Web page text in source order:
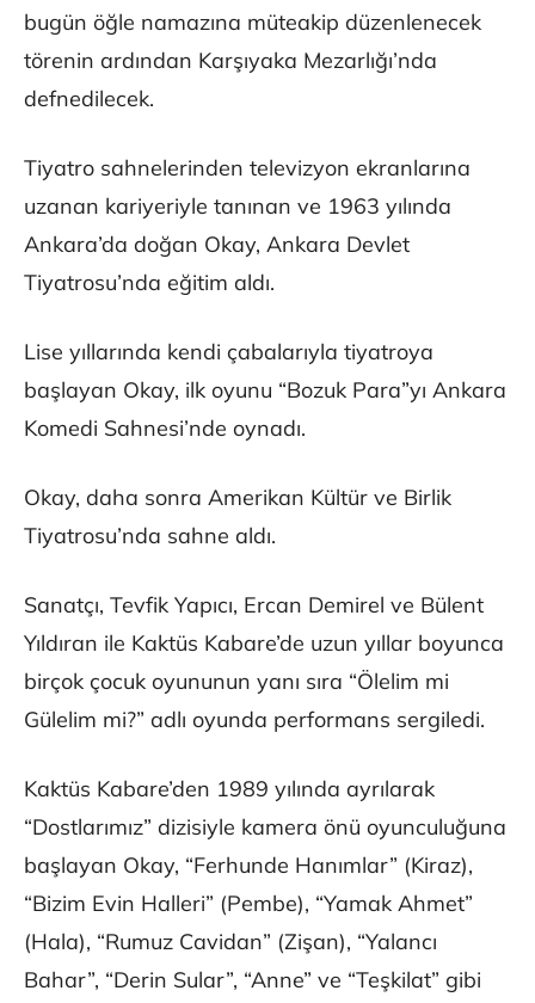
bugün öğle namazına müteakip düzenlenecek
törenin ardından Karşıyaka Mezarlığı’nda
defnedilecek.
Tiyatro sahnelerinden televizyon ekranlarına
uzanan kariyeriyle tanınan ve 1963 yılında
Ankara’da doğan Okay, Ankara Devlet
Tiyatrosu’nda eğitim aldı.
Lise yıllarında kendi çabalarıyla tiyatroya
başlayan Okay, ilk oyunu “Bozuk Para”yı Ankara
Komedi Sahnesi’nde oynadı.
Okay, daha sonra Amerikan Kültür ve Birlik
Tiyatrosu’nda sahne aldı.
Sanatçı, Tevfik Yapıcı, Ercan Demirel ve Bülent
Yıldıran ile Kaktüs Kabare’de uzun yıllar boyunca
birçok çocuk oyununun yanı sıra “Ölelim mi
Gülelim mi?” adlı oyunda performans sergiledi.
Kaktüs Kabare’den 1989 yılında ayrılarak
“Dostlarımız” dizisiyle kamera önü oyunculuğuna
başlayan Okay, “Ferhunde Hanımlar” (Kiraz),
“Bizim Evin Halleri” (Pembe), “Yamak Ahmet”
(Hala), “Rumuz Cavidan” (Zişan), “Yalancı
Bahar”, “Derin Sular”, “Anne” ve “Teşkilat” gibi